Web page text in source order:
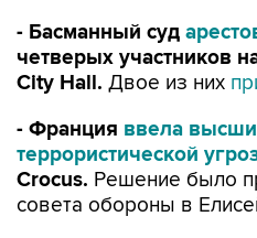
- Басманный суд
четверых участников
City Hall. Двое из них
- Франция ввела
террористической
Crocus. Решение было
совета обороны в